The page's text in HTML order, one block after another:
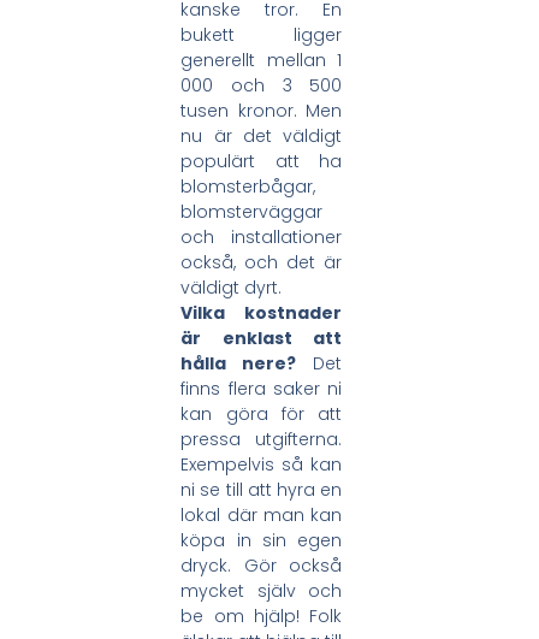
kanske tror. En
bukett ligger
generellt mellan 1
000 och 3 500
tusen kronor. Men
nu är det väldigt
populärt att ha
blomsterbågar,
blomsterväggar
och installationer
också, och det är
väldigt dyrt.
Vilka kostnader
är enklast att
hålla nere? Det
finns flera saker ni
kan göra för att
pressa utgifterna.
Exempelvis så kan
ni se till att hyra en
lokal där man kan
köpa in sin egen
dryck. Gör också
mycket själv och
be om hjälp! Folk